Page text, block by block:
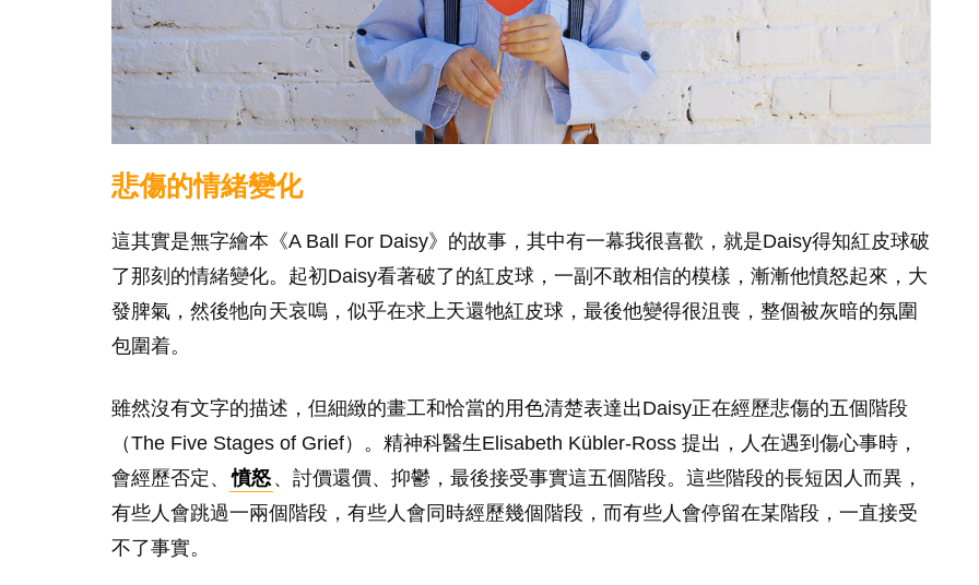
悲傷的情緒變化
這其實是無字繪本《A Ball For Daisy》的故事，其中有一幕我很喜歡，就是Daisy得知紅皮球破
了那刻的情緒變化。起初Daisy看著破了的紅皮球，一副不敢相信的模樣，漸漸他憤怒起來，大
發脾氣，然後牠向天哀嗚，似乎在求上天還牠紅皮球，最後他變得很沮喪，整個被灰暗的氛圍
包圍着。
雖然沒有文字的描述，但細緻的畫工和恰當的用色清楚表達出Daisy正在經歷悲傷的五個階段
（The Five Stages of Grief）。精神科醫生Elisabeth Kübler-Ross 提出，人在遇到傷心事時，
會經歷否定、 憤怒 、討價還價、抑鬱，最後接受事實這五個階段。這些階段的長短因人而異，
有些人會跳過一兩個階段，有些人會同時經歷幾個階段，而有些人會停留在某階段，一直接受
不了事實。